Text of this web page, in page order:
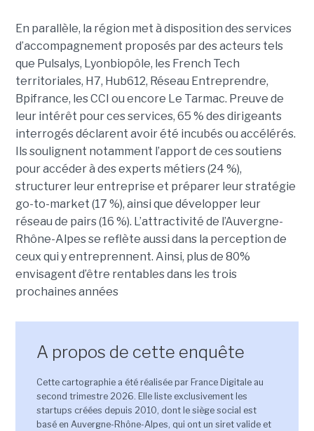
En parallèle, la région met à disposition des services
d’accompagnement proposés par des acteurs tels
que Pulsalys, Lyonbiopôle, les French Tech
territoriales, H7, Hub612, Réseau Entreprendre,
Bpifrance, les CCI ou encore Le Tarmac. Preuve de
leur intérêt pour ces services, 65 % des dirigeants
interrogés déclarent avoir été incubés ou accélérés.
Ils soulignent notamment l’apport de ces soutiens
pour accéder à des experts métiers (24 %),
structurer leur entreprise et préparer leur stratégie
go-to-market (17 %), ainsi que développer leur
réseau de pairs (16 %). L’attractivité de l’Auvergne-
Rhône-Alpes se reflète aussi dans la perception de
ceux qui y entreprennent. Ainsi, plus de 80%
envisagent d’être rentables dans les trois
prochaines années
A propos de cette enquête
Cette cartographie a été réalisée par France Digitale au
second trimestre 2026. Elle liste exclusivement les
startups créées depuis 2010, dont le siège social est
basé en Auvergne-Rhône-Alpes, qui ont un siret valide et